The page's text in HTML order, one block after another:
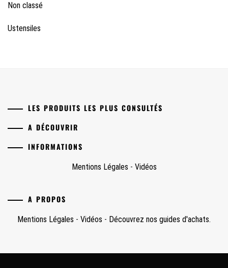
Non classé
Ustensiles
LES PRODUITS LES PLUS CONSULTÉS
A DÉCOUVRIR
INFORMATIONS
Mentions Légales - Vidéos
A PROPOS
Mentions Légales - Vidéos - Découvrez nos guides d'achats.